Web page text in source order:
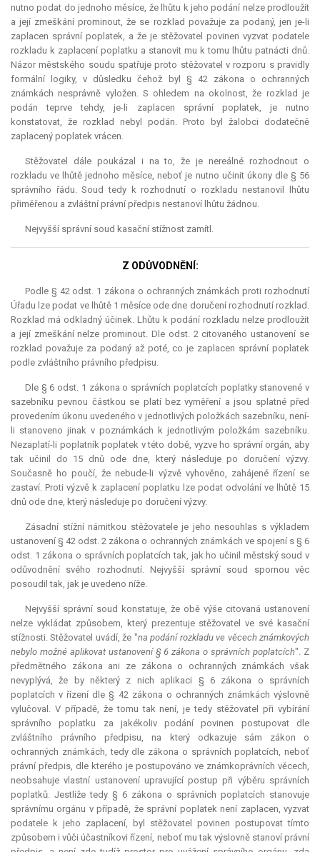
nutno podat do jednoho měsíce, že lhůtu k jeho podání nelze prodloužit
a její zmeškání prominout, že se rozklad považuje za podaný, jen je-li
zaplacen správní poplatek, a že je stěžovatel povinen vyzvat podatele
rozkladu k zaplacení poplatku a stanovit mu k tomu lhůtu patnácti dnů.
Názor městského soudu spatřuje proto stěžovatel v rozporu s pravidly
formální logiky, v důsledku čehož byl § 42 zákona o ochranných
známkách nesprávně vyložen. S ohledem na okolnost, že rozklad je
podán teprve tehdy, je-li zaplacen správní poplatek, je nutno
konstatovat, že rozklad nebyl podán. Proto byl žalobci dodatečně
zaplacený poplatek vrácen.
Stěžovatel dále poukázal i na to, že je nereálné rozhodnout o
rozkladu ve lhůtě jednoho měsíce, neboť je nutno učinit úkony dle § 56
správního řádu. Soud tedy k rozhodnutí o rozkladu nestanovil lhůtu
přiměřenou a zvláštní právní předpis nestanoví lhůtu žádnou.
Nejvyšší správní soud kasační stížnost zamítl.
Z ODŮVODNĚNÍ:
Podle § 42 odst. 1 zákona o ochranných známkách proti rozhodnutí
Úřadu lze podat ve lhůtě 1 měsíce ode dne doručení rozhodnutí rozklad.
Rozklad má odkladný účinek. Lhůtu k podání rozkladu nelze prodloužit
a její zmeškání nelze prominout. Dle odst. 2 citovaného ustanovení se
rozklad považuje za podaný až poté, co je zaplacen správní poplatek
podle zvláštního právního předpisu.
Dle § 6 odst. 1 zákona o správních poplatcích poplatky stanovené v
sazebníku pevnou částkou se platí bez vyměření a jsou splatné před
provedením úkonu uvedeného v jednotlivých položkách sazebníku, není-
li stanoveno jinak v poznámkách k jednotlivým položkám sazebníku.
Nezaplatí-li poplatník poplatek v této době, vyzve ho správní orgán, aby
tak učinil do 15 dnů ode dne, který následuje po doručení výzvy.
Současně ho poučí, že nebude-li výzvě vyhověno, zahájené řízení se
zastaví. Proti výzvě k zaplacení poplatku lze podat odvolání ve lhůtě 15
dnů ode dne, který následuje po doručení výzvy.
Zásadní stížní námitkou stěžovatele je jeho nesouhlas s výkladem
ustanovení § 42 odst. 2 zákona o ochranných známkách ve spojení s § 6
odst. 1 zákona o správních poplatcích tak, jak ho učinil městský soud v
odůvodnění svého rozhodnutí. Nejvyšší správní soud spornou věc
posoudil tak, jak je uvedeno níže.
Nejvyšší správní soud konstatuje, že obě výše citovaná ustanovení
nelze vykládat způsobem, který prezentuje stěžovatel ve své kasační
stížnosti. Stěžovatel uvádí, že "na podání rozkladu ve věcech známkových
nebylo možné aplikovat ustanovení § 6 zákona o správních poplatcích". Z
předmětného zákona ani ze zákona o ochranných známkách však
nevyplývá, že by některý z nich aplikaci § 6 zákona o správních
poplatcích v řízení dle § 42 zákona o ochranných známkách výslovně
vylučoval. V případě, že tomu tak není, je tedy stěžovatel při vybírání
správního poplatku za jakékoliv podání povinen postupovat dle
zvláštního právního předpisu, na který odkazuje sám zákon o
ochranných známkách, tedy dle zákona o správních poplatcích, neboť
právní předpis, dle kterého je postupováno ve známkoprávních věcech,
neobsahuje vlastní ustanovení upravující postup při výběru správních
poplatků. Jestliže tedy § 6 zákona o správních poplatcích stanovuje
správnímu orgánu v případě, že správní poplatek není zaplacen, vyzvat
podatele k jeho zaplacení, byl stěžovatel povinen postupovat tímto
způsobem i vůči účastníkovi řízení, neboť mu tak výslovně stanoví právní